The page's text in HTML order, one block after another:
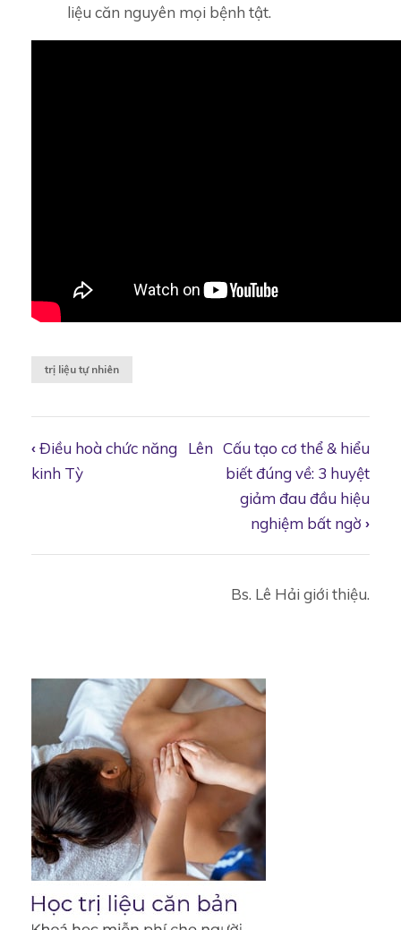
liệu căn nguyên mọi bệnh tật.
trị liệu tự nhiên
Book
traversal
for
3
loại
thuốc
kì
‹Điều hoà chức năng
kinh Tỳ
Lên Cấu tạo cơ thể & hiểu
biết đúng về: 3 huyệt
giảm đau đầu hiệu
nghiệm bất ngờ ›
Bs. Lê Hải giới thiệu.